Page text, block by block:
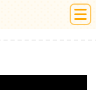
絵本ひろば